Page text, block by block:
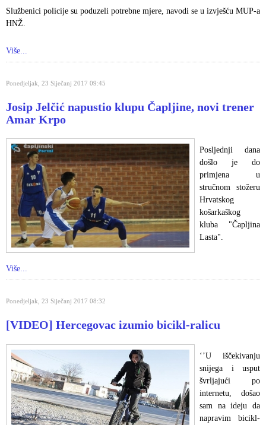
Službenici policije su poduzeli potrebne mjere, navodi se u izvješću MUP-a
HNŽ.
Više...
Ponedjeljak, 23 Siječanj 2017 09:45
Josip Jelčić napustio klupu Čapljine, novi trener
Amar Krpo
Posljednji dana
došlo je do
primjena u
stručnom stožeru
Hrvatskog
košarkaškog
kluba "Čapljina
Lasta".
Više...
Ponedjeljak, 23 Siječanj 2017 08:32
[VIDEO] Hercegovac izumio bicikl-ralicu
‘’U iščekivanju
snijega i usput
švrljajući po
internetu, došao
sam na ideju da
napravim bicikl-